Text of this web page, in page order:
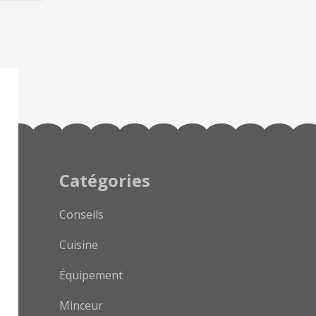
Catégories
Conseils
Cuisine
Équipement
Minceur